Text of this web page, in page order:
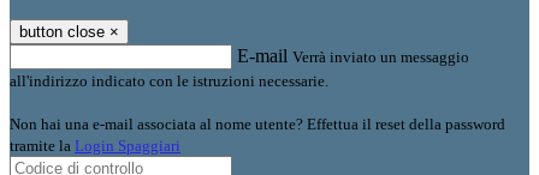
button close ×
E-mail Verrà inviato un messaggio
all'indirizzo indicato con le istruzioni necessarie.
Non hai una e-mail associata al nome utente? Effettua il reset della password
tramite la Login Spaggiari